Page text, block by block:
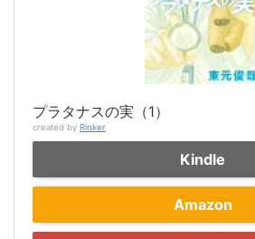
プラタナスの実（1）
created by Rinker
Kindle
Amazon